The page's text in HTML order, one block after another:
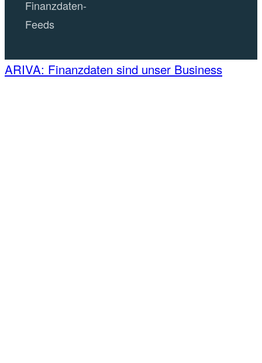
Finanzdaten-
Feeds
ARIVA: Finanzdaten sind unser Business